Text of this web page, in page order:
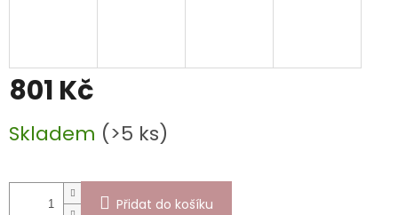
801 Kč
cena:
Skladem (>5 ks)
Přidat do košíku